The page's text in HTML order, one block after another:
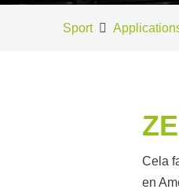
Sport
Cela
en